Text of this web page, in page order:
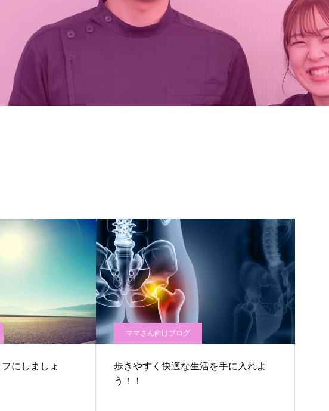
にしましょ
ママさん向けブログ
歩きやすく快適な生活を手に入れよ
う！！